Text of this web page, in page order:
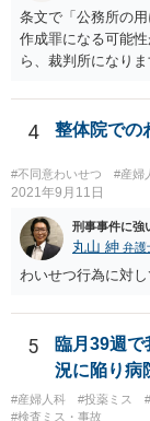
適切なだけで、た
が、当病院は現在
の緊急手術には応
が望ましい状況に
かについても考え
通達に民間に対す
力しかありません)
院側からは同意書
貨として不当に支
ご家族がその大学
利益を受ける可能
条文で「公務所の
作成罪になる可能
ら、裁判所になりま
4 整体院での
#不同意わいせつ #産婦
2021年9月11日
刑事事件に強
丸山 紳 弁護
わいせつ行為に対
5
臨月39週
況に陥り病
#産婦人科 #投薬ミス
#検査ミス・事故